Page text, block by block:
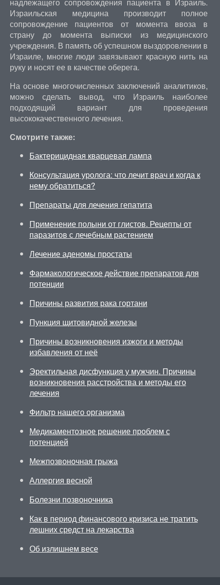
Израильская медицина производит полное
сопровождение пациентов от момента ввоза в
страну до момента выписки из медицинского
учреждения. В память об успешном выздоровлении в
Израиле, многие люди завязывают красную нить на
руку и носят ее в качестве оберега.
На основе многочисленных заключений аналитиков,
можно сделать вывод, что Израиль наиболее
подходящий вариант для проведения
высококачественного лечения.
Смотрите также:
Бактерицидная кварцевая лампа
Консультация уролога: что лечит врач и когда к
нему обратиться?
Препараты для лечения гепатита
Применение полыни от глистов. Рецепты от
паразитов с лечебным растением
Лечение аденомы простаты
Фармакологическое действие препаратов для
потенции
Причины развития рака гортани
Пункция щитовидной железы
Причины возникновения изжоги и методы
избавления от неё
Эректильная дисфункция у мужчин. Причины
возникновения расстройства и методы его
лечения
Фильтр нашего организма
Медикаментозное решение проблем с
потенцией
Межпозвоночная грыжа
Аллергия весной
Болезни позвоночника
Как в период финансового кризиса не тратить
лешних средст на лекарства
Об излишнем весе